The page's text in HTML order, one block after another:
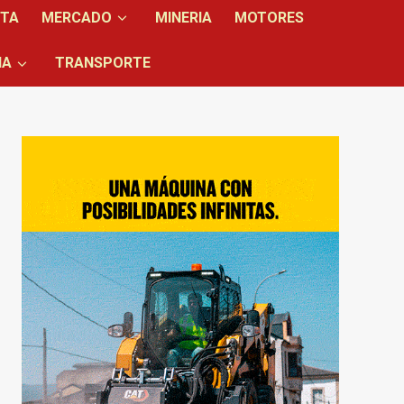
MERCADO MINERIA MOTORES
TRANSPORTE